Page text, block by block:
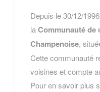
Depuis le 30/12/
laCommunauté de
Champenoise,
Cette communauté
voisines et compte
Pour en savoir plus